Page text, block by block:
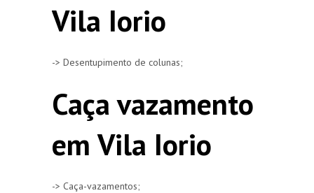
Vila Iorio
-> Desentupimento de colunas;
Caça vazamento
em Vila Iorio
-> Caça-vazamentos;